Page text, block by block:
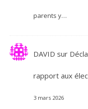
parents y…
DAVID sur
rapport aux
3 mars 2026